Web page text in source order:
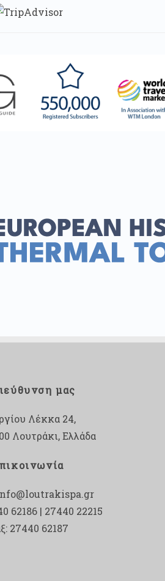
μας
Λέκκα 24,
Λουτράκι, Ελλάδα
62186 | 27440 22215
27440 62187